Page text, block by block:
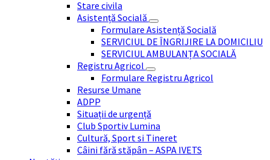
Stare civila
Asistență Socială
Formulare Asistență Socială
SERVICIUL DE ÎNGRIJIRE LA DOMICILIU
SERVICIUL AMBULANȚA SOCIALĂ
Registru Agricol
Formulare Registru Agricol
Resurse Umane
ADPP
Situații de urgență
Club Sportiv Lumina
Cultură, Sport si Tineret
Câini fără stăpân – ASPA IVETS